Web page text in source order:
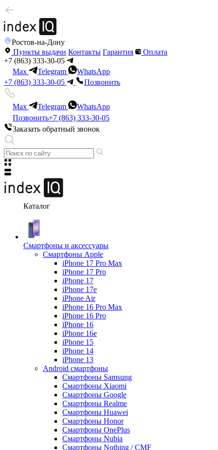
Ростов-на-Дону
Пункты выдачи Контакты Гарантия
Оплата
+7 (863) 333-30-05
Max
Telegram
WhatsApp
+7 (863) 333-30-05
Позвонить
Max Telegram
WhatsApp
Позвонить+7 (863) 333-30-05
Заказать обратный звонок
Каталог
Смартфоны и аксессуары
Смартфоны Apple
iPhone 17 Pro Max
iPhone 17 Pro
iPhone 17
iPhone 17e
iPhone Air
iPhone 16 Pro Max
iPhone 16 Pro
iPhone 16
iPhone 16e
iPhone 15
iPhone 14
iPhone 13
Android cмартфоны
Смартфоны Samsung
Смартфоны Xiaomi
Смартфоны Google
Смартфоны Realme
Смартфоны Huawei
Смартфоны Honor
Смартфоны OnePlus
Смартфоны Nubia
Смартфоны Nothing / CMF